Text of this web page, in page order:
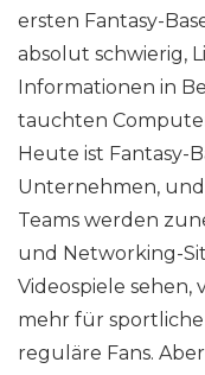
ersten Fantasy-
absolut schwierig,
Informationen in
tauchten
Heute ist Fantasy-
Unternehmen,
Teams werden
und Networking-
Videospiele
mehr für
reguläre Fans.